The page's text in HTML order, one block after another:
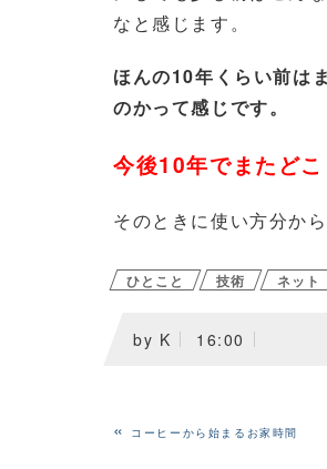
なと感じます。
ほんの10年くらい前は
のかって感じです。
今後10年でまたど
そのときに使い方分か
ひとこと 技術 ネット
by K 16:00
« コーヒーから始まるお家時間